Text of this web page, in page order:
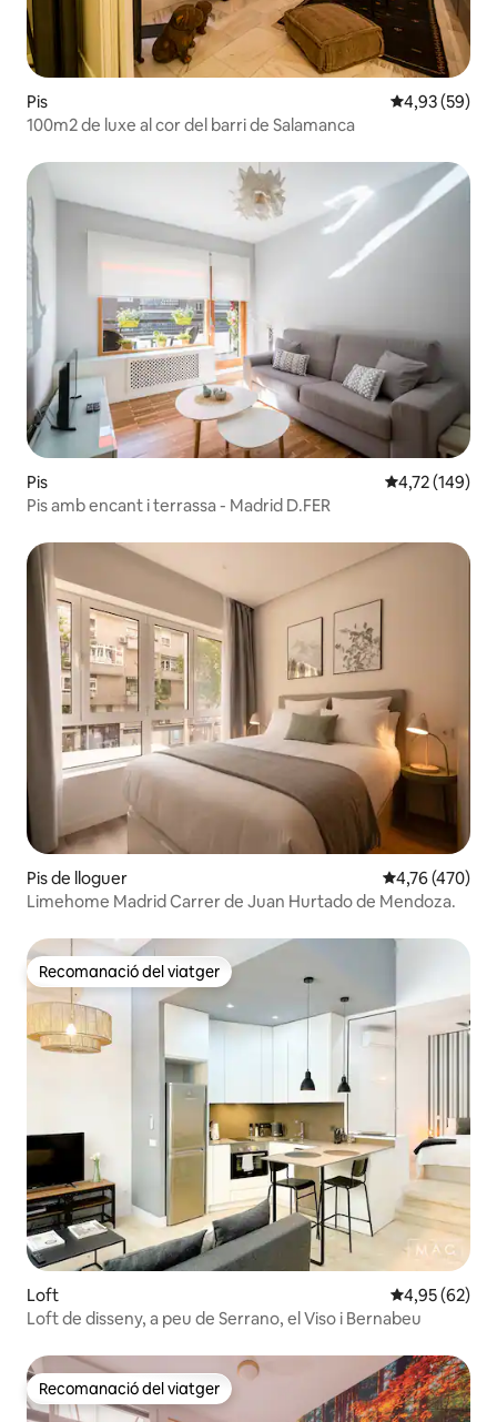
Pis 4,93 de
4,93 (59)
100m2 de luxe al cor del barri de Salamanca
Pis 4,72 de
4,72 (149)
Pis amb encant i terrassa - Madrid D.FER
Pis de lloguer 4,76 de
4,76 (470)
Limehome Madrid Carrer de Juan Hurtado de Mendoza.
Recomanació del viatger
Recomanació del viatger
Loft 4,95 de
4,95 (62)
Loft de disseny, a peu de Serrano, el Viso i Bernabeu
Recomanació del viatger
Recomanació del viatger